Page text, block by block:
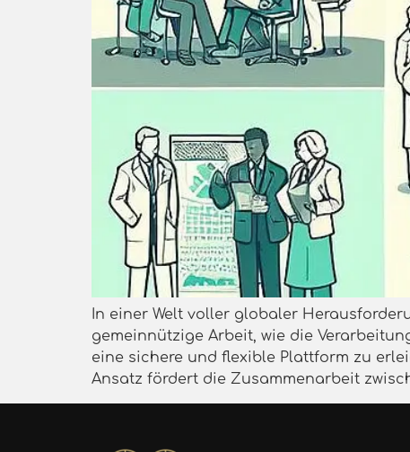
In einer Welt voller globaler
gemeinnützige Arbeit, wie die
eine sichere und flexible Plattform zu
Ansatz fördert die Zusammenarbeit